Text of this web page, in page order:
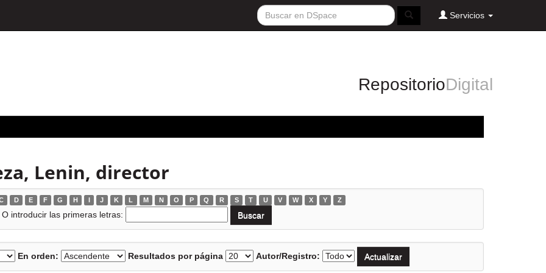
Servicios
RepositorioDigital
Lenin, director
D E F G H I J K L M N O P Q R S T U V W X Y Z
O introducir las primeras letras:
En orden: Resultados por página Autor/Registro: